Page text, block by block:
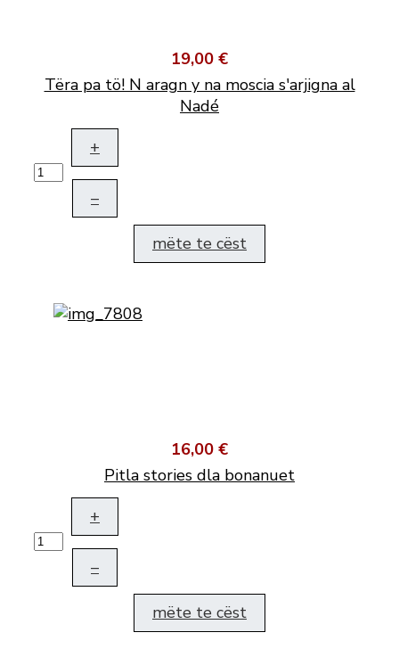
19,00 €
Tëra pa tö! N aragn y na moscia s'arjigna al
Nadé
+
–
mëte te cëst
16,00 €
Pitla stories dla bonanuet
+
–
mëte te cëst